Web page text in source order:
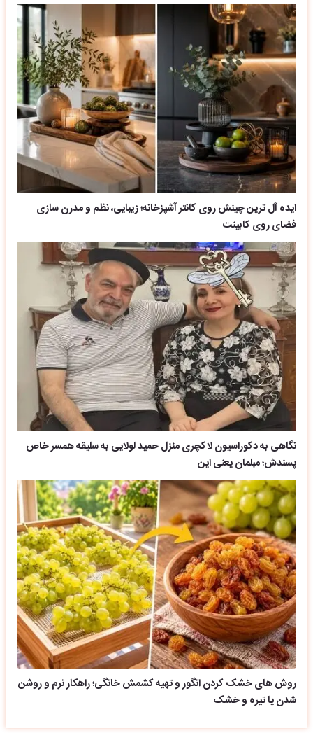
ایده آل ترین چینش روی کانتر آشپزخانه؛ زیبایی، نظم و مدرن سازی
فضای روی کابینت
نگاهی به دکوراسیون لاکچری منزل حمید لولایی به سلیقه همسر خاص
پسندش؛ مبلمان یعنی این
روش های خشک کردن انگور و تهیه کشمش خانگی؛ راهکار نرم و روشن
شدن یا تیره و خشک